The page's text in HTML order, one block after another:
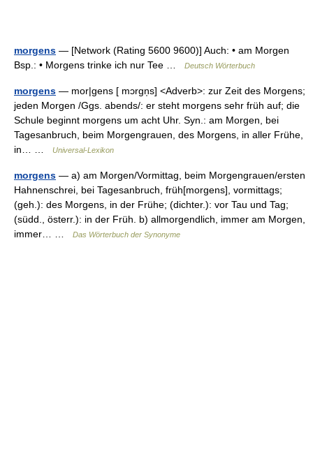
morgens — [Network (Rating 5600 9600)] Auch: • am Morgen
Bsp.: • Morgens trinke ich nur Tee …
Deutsch Wörterbuch
morgens — mor|gens [ mɔrgn̩s] <Adverb>: zur Zeit des Morgens;
jeden Morgen /Ggs. abends/: er steht morgens sehr früh auf; die
Schule beginnt morgens um acht Uhr. Syn.: am Morgen, bei
Tagesanbruch, beim Morgengrauen, des Morgens, in aller Frühe,
in… …
Universal-Lexikon
morgens — a) am Morgen/Vormittag, beim Morgengrauen/ersten
Hahnenschrei, bei Tagesanbruch, früh[morgens], vormittags;
(geh.): des Morgens, in der Frühe; (dichter.): vor Tau und Tag;
(südd., österr.): in der Früh. b) allmorgendlich, immer am Morgen,
immer… …
Das Wörterbuch der Synonyme